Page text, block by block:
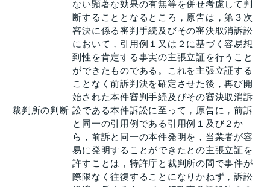
裁判所の判断
ない顕著な効果の有無等を併せ考慮して判
断することとなるところ，原告は，第３次
審決に係る審判手続及びその審決取消訴訟
において，引用例１又は２に基づく容易想
到性を肯定する事実の主張立証を行うこと
ができたものである。これを主張立証する
ことなく前訴判決を確定させた後，再び開
始された本件審判手続及びその審決取消訴
訟である本件訴訟に至って，原告に，前訴
と同一の引用例である引用例１及び２か
ら，前訴と同一の本件発明を，当業者が容
易に発明することができたとの主張立証を
許すことは，特許庁と裁判所の間で事件が
際限なく往復することになりかねず，訴訟